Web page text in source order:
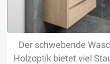
Der schwebende
Holzoptik bietet viel